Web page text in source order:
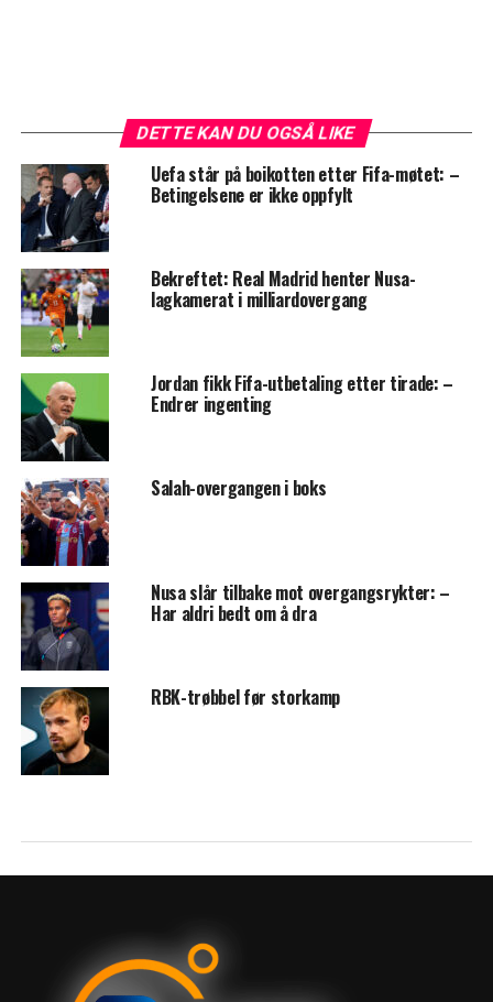
DETTE KAN DU OGSÅ LIKE
Uefa står på boikotten etter Fifa-møtet: –
Betingelsene er ikke oppfylt
Bekreftet: Real Madrid henter Nusa-
lagkamerat i milliardovergang
Jordan fikk Fifa-utbetaling etter tirade: –
Endrer ingenting
Salah-overgangen i boks
Nusa slår tilbake mot overgangsrykter: –
Har aldri bedt om å dra
RBK-trøbbel før storkamp